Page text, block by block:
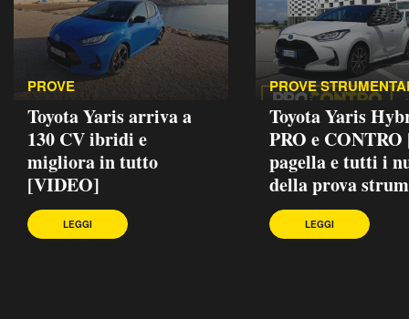
PROVE
Toyota Yaris arriva a
130 CV ibridi e
migliora in tutto
[VIDEO]
LEGGI
PROVE
Toyota Yaris
PRO e CONTRO
pagella e tutti i
della prova
LEGGI